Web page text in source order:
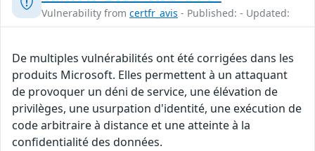
Vulnerability from certfr_avis - Published: - Updated:
De multiples vulnérabilités ont été corrigées dans les
produits Microsoft. Elles permettent à un attaquant
de provoquer un déni de service, une élévation de
privilèges, une usurpation d'identité, une exécution de
code arbitraire à distance et une atteinte à la
confidentialité des données.